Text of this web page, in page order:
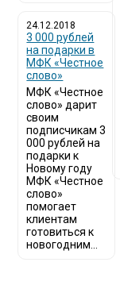
24.12.2018
3 000 рублей
на подарки в
МФК «Честное
слово»
МФК «Честное
слово» дарит
своим
подписчикам 3
000 рублей на
подарки к
Новому году
МФК «Честное
слово»
помогает
клиентам
готовиться к
новогодним...